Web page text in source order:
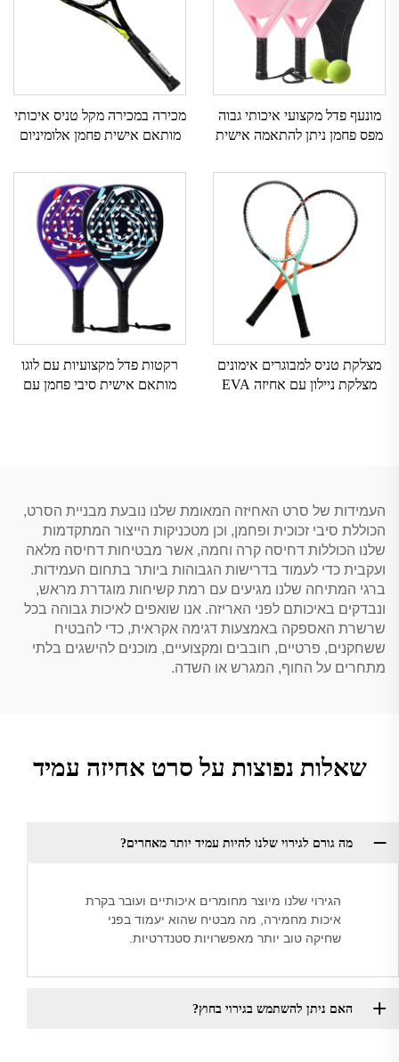
מונעף פדל מקצועי איכותי גבוה
מפס פחמן ניתן להתאמה אישית
EVA
מכירה במכירה מקל טניס איכותי
מותאם אישית פחמן אלומיניום
EVA ניילון ורשת פיברגלס
מצלקת טניס למבוגרים אימונים
מצלקת ניילון עם אחיזה EVA
רקטות פדל מקצועיות עם לוגו
מותאם אישית סיבי פחמן עם
העמידות של סרט האחיזה המאומת שלנו נובעת מבניית הסרט,
הכוללת סיבי זכוכית ופחמן, וכן מטכניקות הייצור המתקדמות
שלנו הכוללות דחיסה קרה וחמה, אשר מבטיחות דחיסה מלאה
ועקבית כדי לעמוד בדרישות הגבוהות ביותר בתחום העמידות.
ברגי המתיחה שלנו מגיעים עם רמת קשיחות מוגדרת מראש,
ונבדקים באיכותם לפני האריזה. אנו שואפים לאיכות גבוהה בכל
שרשרת האספקה באמצעות דגימה אקראית, כדי להבטיח
ששחקנים, פרטיים, חובבים ומקצועיים, מוכנים להישגים בלתי
מתחרים על החוף, המגרש או השדה.
שאלות נפוצות על סרט אחיזה עמיד
מה גורם לגירוי שלנו להיות עמיד יותר מאחרים?
הגירוי שלנו מיוצר מחומרים איכותיים ועובר בקרת
איכות מחמירה, מה מבטיח שהוא יעמוד בפני
שחיקה טוב יותר מאפשרויות סטנדרטיות.
האם ניתן להשתמש בגירוי בחוץ?